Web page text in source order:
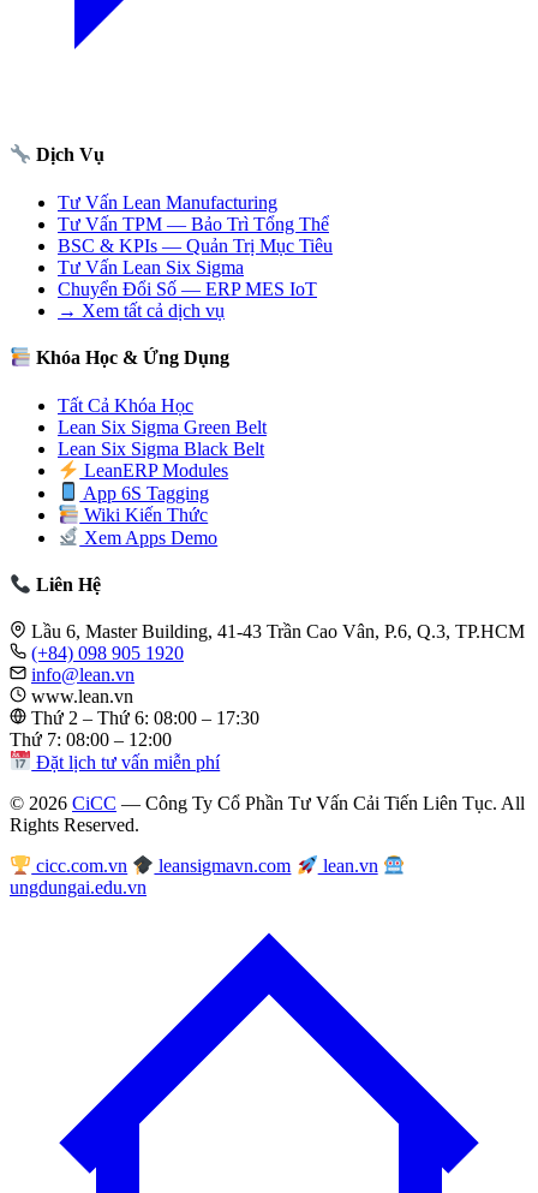
Dịch Vụ
Tư Vấn Lean Manufacturing
Tư Vấn TPM — Bảo Trì Tổng Thể
BSC & KPIs — Quản Trị Mục Tiêu
Tư Vấn Lean Six Sigma
Chuyển Đổi Số — ERP MES IoT
→ Xem tất cả dịch vụ
Khóa Học & Ứng Dụng
Tất Cả Khóa Học
Lean Six Sigma Green Belt
Lean Six Sigma Black Belt
LeanERP Modules
App 6S Tagging
Wiki Kiến Thức
Xem Apps Demo
Liên Hệ
Lầu 6, Master Building, 41-43 Trần Cao Vân, P.6, Q.3, TP.HCM
(+84) 098 905 1920
info@lean.vn
www.lean.vn
Thứ 2 – Thứ 6: 08:00 – 17:30
Thứ 7: 08:00 – 12:00
Đặt lịch tư vấn miễn phí
© 2026 CiCC — Công Ty Cổ Phần Tư Vấn Cải Tiến Liên Tục. All
Rights Reserved.
cicc.com.vn leansigmavn.com
lean.vn
ungdungai.edu.vn